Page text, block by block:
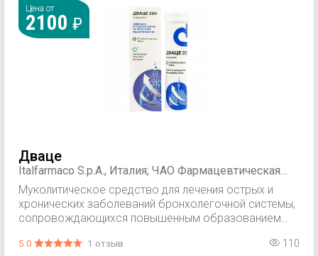
вязкости мокроты (в ряде случаев это приводит к
значительному увеличению объема мокроты, что
требует аспирации содержимого бронхов).
Цена от
2100
Дваце
Italfarmaco S.p.A., Италия; ЧАО Фармацевтическая
фирма “ДАРНИЦА”, Украина
Муколитическое средство для лечения острых и
хронических заболеваний бронхолегочной системы,
сопровождающихся повышенным образованием
5.0 1 отзыв 110